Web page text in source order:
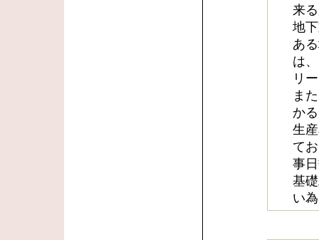
来
地
あ
は
リ
ま
か
生
て
事
基
い